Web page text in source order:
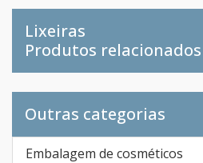
Lixeiras
Produtos relacionados
Outras categorias
Embalagem de cosméticos